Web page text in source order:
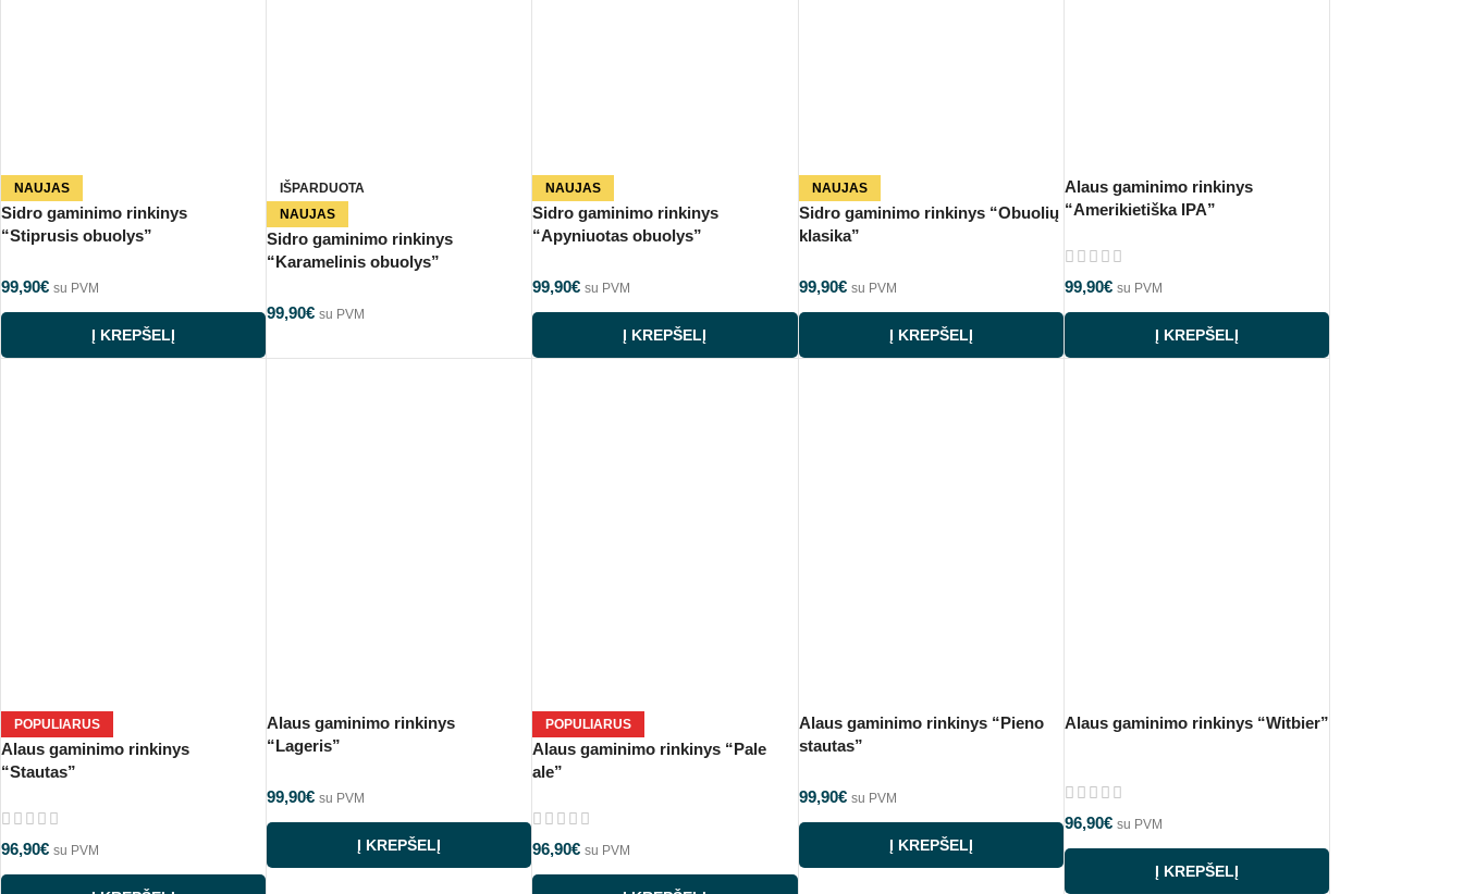
NAUJAS
Sidro gaminimo rinkinys
“Stiprusis obuolys”
99,90€ su PVM
Į KREPŠELĮ
IŠPARDUOTA
NAUJAS
Sidro gaminimo rinkinys
“Karamelinis obuolys”
99,90€ su PVM
NAUJAS
Sidro gaminimo rinkinys
“Apyniuotas obuolys”
99,90€ su PVM
Į KREPŠELĮ
NAUJAS
Sidro gaminimo rinkinys “Obuolių
klasika”
99,90€ su PVM
Į KREPŠELĮ
Alaus gaminimo rinkinys
“Amerikietiška IPA”
99,90€ su PVM
Į KREPŠELĮ
POPULIARUS
Alaus gaminimo rinkinys
“Stautas”
96,90€ su PVM
Alaus gaminimo rinkinys
“Lageris”
99,90€ su PVM
Į KREPŠELĮ
POPULIARUS
Alaus gaminimo rinkinys “Pale
ale”
96,90€ su PVM
Alaus gaminimo rinkinys “Pieno
stautas”
99,90€ su PVM
Į KREPŠELĮ
Alaus gaminimo rinkinys “Witbier”
96,90€ su PVM
Į KREPŠELĮ